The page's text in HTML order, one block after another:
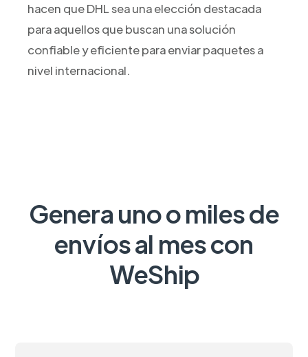
hacen que DHL sea una elección destacada
para aquellos que buscan una solución
confiable y eficiente para enviar paquetes a
nivel internacional.
Genera uno o miles de
envíos al mes con
WeShip